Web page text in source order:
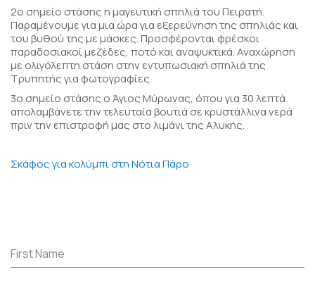
2o σημείο στάσηςη μαγευτική σπηλιά του Πειρατή.
Παραμένουμε για μια ώρα για εξερεύνηση της σπηλιάς και
του βυθού της με μάσκες. Προσφέρονται φρέσκοι
παραδοσιακοί μεζέδες, ποτό και αναψυκτικά. Αναχώρηση
με ολιγόλεπτη στάση στην εντυπωσιακή σπηλιά της
Τρυπητής για φωτογραφίες.
3o σημείο στάσης ο Άγιος Μύρωνας, όπου για 30 λεπτά
απολαμβάνετε την τελευταία βουτιά σε κρυστάλλινα νερά
πριν την επιστροφή μας στο λιμάνι της Αλυκής.
Σκάφος για κολύμπι στη Νότια Πάρο
First Name